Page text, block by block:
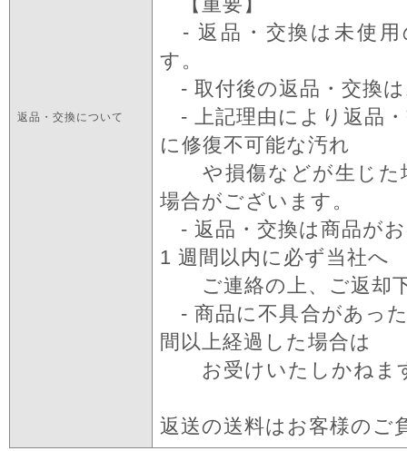
返品・交換について
- 返品・交換は未使
す。
- 取付後の返品・交換
- 上記理由により返品
に修復不可能な汚れ
や損傷などが生じた
場合がございます。
- 返品・交換は商品が
1 週間以内に必ず当社へ
ご連絡の上、ご返却
- 商品に不具合があっ
間以上経過した場合は
お受けいたしかねま
返送の送料はお客様のご